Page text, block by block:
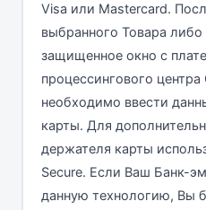
Visa или Mastercard.
выбранного Товара либо
защищенное окно с
процессингового
необходимо ввести
карты. Для
держателя карты
Secure. Если Ваш Банк-
данную технологию, Вы